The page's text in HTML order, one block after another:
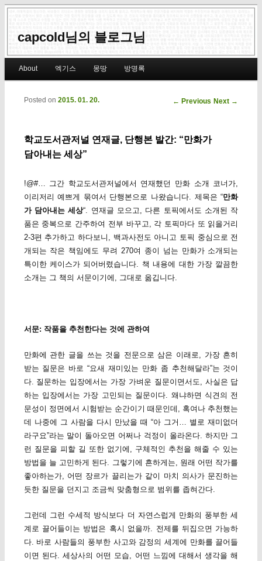
capcold님의 블로그님
Skip to primary content
Skip to secondary content
About 엑기스 몽땅 방명록
Post navigation
← Previous Next →
학교도서관저널 연재글, 단행본 발간: “만화가
담아내는 세상”
Posted on 2015. 01. 20.
!@#… 그간 학교도서관저널에서 연재했던 만화 소개 코너가,
이리저리 예쁘게 묶여서 단행본으로 나왔습니다. 제목은 “만화
가 담아내는 세상“. 연재글 모으고, 다른 토픽에서도 소개된 작
품은 중복으로 간주하여 전부 바꾸고, 각 토픽마다 또 읽을거리
2-3편 추가하고 하다보니, 백과사전도 아니고 토픽 중심으로 전
개되는 작은 책임에도 무려 270여 종이 넘는 만화가 소개되는
특이한 케이스가 되어버렸습니다. 책 내용에 대한 가장 깔끔한
소개는 그 책의 서문이기에, 그대로 옮깁니다.
서문: 작품을 추천한다는 것에 관하여
만화에 관한 글을 쓰는 것을 전문으로 삼은 이래로, 가장 흔히
받는 질문은 바로 “요새 재미있는 만화 좀 추천해달라”는 것이
다. 질문하는 입장에서는 가장 가벼운 질문이면서도, 사실은 답
하는 입장에서는 가장 고민되는 질문이다. 왜냐하면 식견의 전
문성이 정면에서 시험받는 순간이기 때문인데, 혹여나 추천했는
데 나중에 그 사람을 다시 만났을 때 “아 그거… 별로 재미없더
라구요”라는 말이 돌아오면 어쩌나 걱정이 올라온다. 하지만 그
런 질문을 피할 길 또한 없기에, 구체적인 추천을 해줄 수 있는
방법을 늘 고민하게 된다. 그렇기에 흔하게는, 원래 어떤 작가를
좋아하는가, 어떤 장르가 끌리는가 같이 마치 의사가 문진하는
듯한 질문을 던지고 조금씩 맞춤형으로 범위를 좁혀간다.
그런데 그런 수세적 방식보다 더 자연스럽게 만화의 풍부한 세
계로 끌어들이는 방법은 혹시 없을까. 전제를 뒤집으면 가능하
다. 바로 사람들의 풍부한 사고와 감정의 세계에 만화를 끌어들
이면 된다. 세상사의 어떤 모습, 어떤 느낌에 대해서 생각을 해